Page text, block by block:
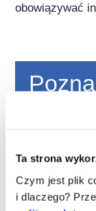
Ta strona
Czym jest plik
i dlaczego?
obowiązywać
W jaki
Przepisy UE
w Unii
oraz
czytaj więcej